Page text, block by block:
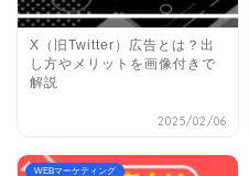
X（旧Twitter）広告とは？出
し方やメリットを画像付きで
解説
2025/02/06
WEBマーケティング